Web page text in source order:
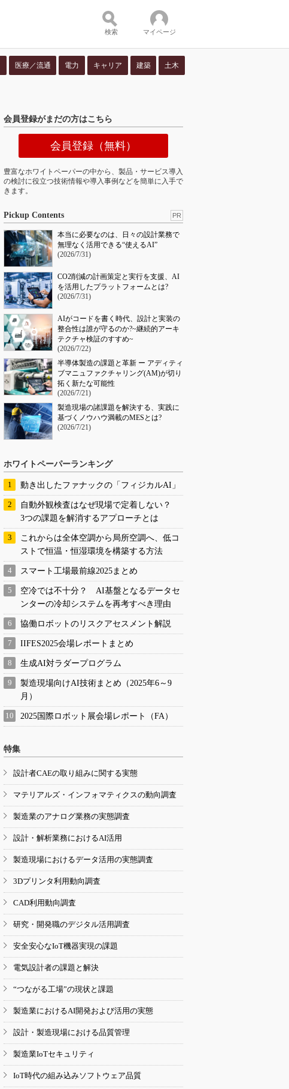
検索 マイページ
医療／流通 電力 キャリア 建築 土木
会員登録がまだの方はこちら
会員登録（無料）
豊富なホワイトペーパーの中から、製品・サービス導入
の検討に役立つ技術情報や導入事例などを簡単に入手で
きます。
Pickup Contents PR
本当に必要なのは、日々の設計業務で
無理なく活用できる“使えるAI”
(2026/7/31)
CO2削減の計画策定と実行を支援、AI
を活用したプラットフォームとは?
(2026/7/31)
AIがコードを書く時代、設計と実装の
整合性は誰が守るのか?~継続的アーキ
テクチャ検証のすすめ~
(2026/7/22)
半導体製造の課題と革新 ー アディティ
ブマニュファクチャリング(AM)が切り
拓く新たな可能性
(2026/7/21)
製造現場の諸課題を解決する、実践に
基づくノウハウ満載のMESとは?
(2026/7/21)
ホワイトペーパーランキング
動き出したファナックの「フィジカルAI」
自動外観検査はなぜ現場で定着しない？
3つの課題を解消するアプローチとは
これからは全体空調から局所空調へ、低コ
ストで恒温・恒湿環境を構築する方法
スマート工場最前線2025まとめ
空冷では不十分？ AI基盤となるデータセ
ンターの冷却システムを再考すべき理由
協働ロボットのリスクアセスメント解説
IIFES2025会場レポートまとめ
生成AI対ラダープログラム
製造現場向けAI技術まとめ（2025年6～9
月）
2025国際ロボット展会場レポート（FA）
特集
設計者CAEの取り組みに関する実態
マテリアルズ・インフォマティクスの動向調査
製造業のアナログ業務の実態調査
設計・解析業務におけるAI活用
製造現場におけるデータ活用の実態調査
3Dプリンタ利用動向調査
CAD利用動向調査
研究・開発職のデジタル活用調査
安全安心なIoT機器実現の課題
電気設計者の課題と解決
“つながる工場”の現状と課題
製造業におけるAI開発および活用の実態
設計・製造現場における品質管理
製造業IoTセキュリティ
IoT時代の組み込みソフトウェア品質